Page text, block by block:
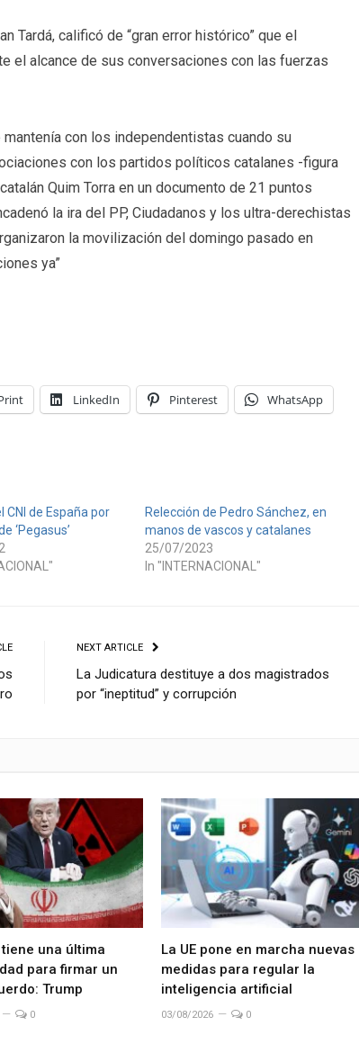
Tardá, calificó de “gran error histórico” que el
el alcance de sus conversaciones con las fuerzas
con los independentistas cuando su
con los partidos políticos catalanes -figura
Quim Torra en un documento de 21 puntos
la ira del PP, Ciudadanos y los ultra-derechistas
la movilización del domingo pasado en
ya”
LinkedIn Pinterest WhatsApp
CNI de España por
‘Pegasus’
Relección de Pedro Sánchez, en
manos de vascos y catalanes
25/07/2023
In "INTERNACIONAL"
NEXT ARTICLE
La Judicatura destituye a dos magistrados
por “ineptitud” y corrupción
una última
para firmar un
Trump
0
La UE pone en marcha nuevas
medidas para regular la
inteligencia artificial
03/08/2026 0